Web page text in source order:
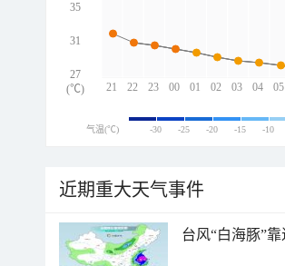
21 22 23 00 01 02 03 04 05
35
31
27
(℃)
气温(℃) -30 -25 -20 -15 -10
近期重大天气事件
台风“白海豚”